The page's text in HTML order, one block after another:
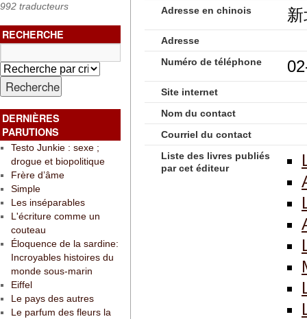
992 traducteurs
RECHERCHE
DERNIÈRES
PARUTIONS
Testo Junkie : sexe ;
drogue et biopolitique
Frère d’âme
Simple
Les inséparables
L'écriture comme un
couteau
Éloquence de la sardine:
Incroyables histoires du
monde sous-marin
Eiffel
Le pays des autres
Le parfum des fleurs la
Adresse en chinois
Adresse
Numéro de téléphone
Site internet
Nom du contact
Courriel du contact
Liste des livres publiés
par cet éditeur